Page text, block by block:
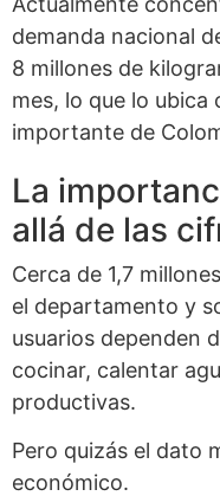
demanda nacional
8 millones de
mes, lo que lo
importante de
La
allá de las
Cerca de 1,7
el departamento y
usuarios dependen
cocinar, calentar
productivas.
Pero quizás el dato
económico.